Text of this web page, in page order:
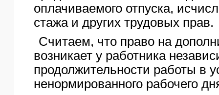
оплачиваемого отпуска,
стажа и других трудовых прав.
Считаем, что право на
возникает у работника
продолжительности работы в
ненормированного рабочего